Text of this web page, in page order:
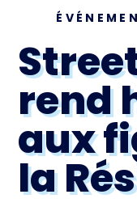
rend
aux
la